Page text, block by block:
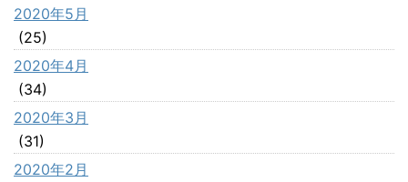
2020年5月
(25)
2020年4月
(34)
2020年3月
(31)
2020年2月